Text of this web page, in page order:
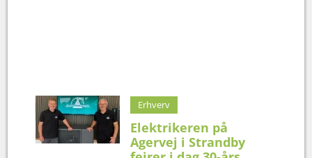
Erhverv
Elektrikeren på
Agervej i Strandby